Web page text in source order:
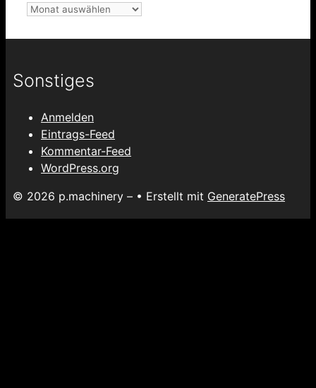
Archiv
Sonstiges
Anmelden
Eintrags-Feed
Kommentar-Feed
WordPress.org
© 2026 p.machinery – • Erstellt mit GeneratePress